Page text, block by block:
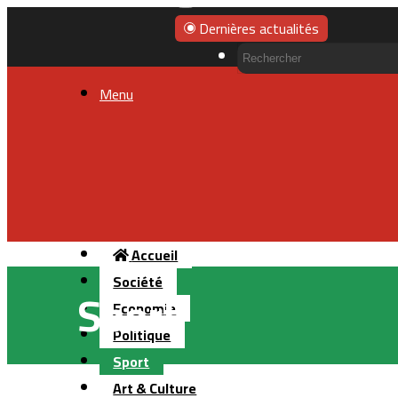
Dernières actualités
Menu
Accueil
Société
Economie
Politique
Sport
Art & Culture
Sport